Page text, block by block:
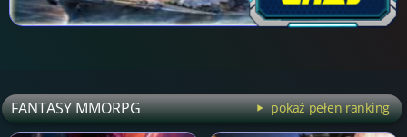
FANTASY MMORPG pokaż pełen ranking